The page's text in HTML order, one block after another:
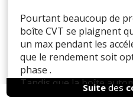
Pourtant beaucoup de
boîte CVT se plaignent
un max pendant les
que le rendement soit
phase .
Tandis que la boîte
Suitedes